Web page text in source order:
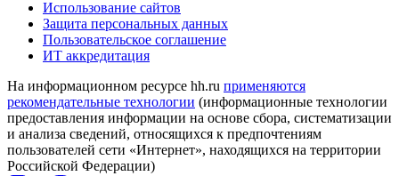
Использование сайтов
Защита персональных данных
Пользовательское соглашение
ИТ аккредитация
На информационном ресурсе hh.ru применяются
рекомендательные технологии (информационные технологии
предоставления информации на основе сбора, систематизации
и анализа сведений, относящихся к предпочтениям
пользователей сети «Интернет», находящихся на территории
Российской Федерации)